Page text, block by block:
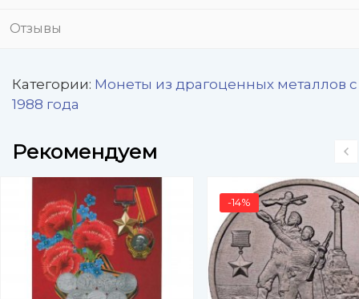
Отзывы
Категории: Монеты из драгоценных металлов с
1988 года
Рекомендуем
-14%